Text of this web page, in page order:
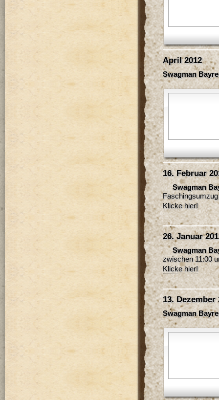
April 2012
Swagman
16. Februar
Swagman
Klicke hier!
26. Januar
Swagman
zwischen 11:00
Klicke hier!
13. Dezember
Swagman